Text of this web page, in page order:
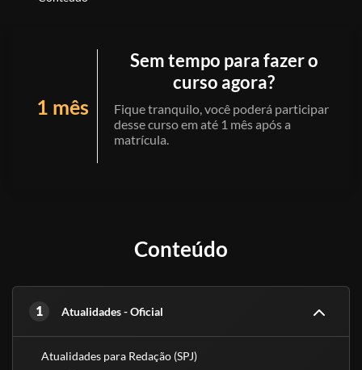
1 mês
Sem tempo para fazer o
curso agora?
Fique tranquilo, você poderá participar
desse curso em até 1 mês após a
matrícula.
Conteúdo
1 Atualidades - Oficial
Atualidades para Redação (SPJ)